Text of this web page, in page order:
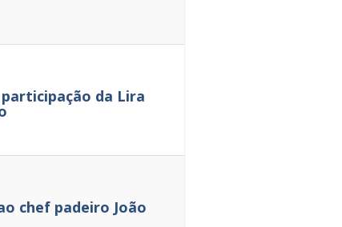
da Lira
chef padeiro João